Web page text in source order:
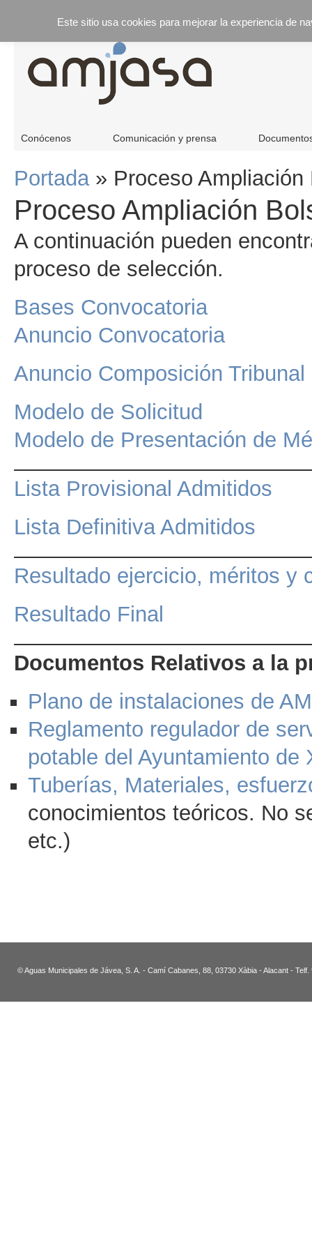
Conócenos Comunicación y prensa
Portada» Proceso
Proceso Ampliación
A continuación pueden
proceso de selección.
Bases Convocatoria
Anuncio Convocatoria
Anuncio Composición Tribunal
Modelo de Solicitud
Modelo de Presentación de
Lista Provisional Admitidos
Lista Definitiva Admitidos
Resultado ejercicio, méritos y
Resultado Final
Documentos Relativos a la
Plano de instalaciones de
Reglamento regulador de
potable del Ayuntamiento de
Tuberías, Materiales,
conocimientos teóricos. No
etc.)
© Aguas Municipales de Jávea, S. A. - Camí Cabanes, 88, 03730 Xàbia - Alacant -
Este sitio usa cookies para mejorar la experiencia de